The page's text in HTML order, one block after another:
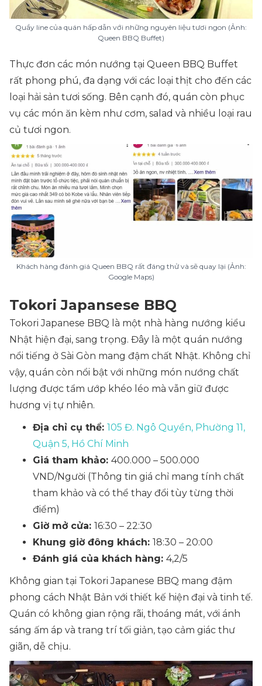
Quầy line của quán hấp dẫn với những nguyên liệu tươi ngon (Ảnh:
Queen BBQ Buffet)
Thực đơn các món nướng tại Queen BBQ Buffet
rất phong phú, đa dạng với các loại thịt cho đến các
loại hải sản tươi sống. Bên cạnh đó, quán còn phục
vụ các món ăn kèm như cơm, salad và nhiều loại rau
củ tươi ngon.
Khách hàng đánh giá Queen BBQ rất đáng thử và sẽ quay lại (Ảnh:
Google Maps)
Tokori Japansese BBQ
Tokori Japanese BBQ là một nhà hàng nướng kiểu
Nhật hiện đại, sang trọng. Đây là một quán nướng
nổi tiếng ở Sài Gòn mang đậm chất Nhật. Không chỉ
vậy, quán còn nổi bật với những món nướng chất
lượng được tẩm ướp khéo léo mà vẫn giữ được
hương vị tự nhiên.
Địa chỉ cụ thể: 105 Đ. Ngô Quyền, Phường 11,
Quận 5, Hồ Chí Minh
Giá tham khảo: 400.000 – 500.000
VND/Người (Thông tin giá chỉ mang tính chất
tham khảo và có thể thay đổi tùy từng thời
điểm)
Giờ mở cửa: 16:30 – 22:30
Khung giờ đông khách: 18:30 – 20:00
Đánh giá của khách hàng: 4,2/5
Không gian tại Tokori Japanese BBQ mang đậm
phong cách Nhật Bản với thiết kế hiện đại và tinh tế.
Quán có không gian rộng rãi, thoáng mát, với ánh
sáng ấm áp và trang trí tối giản, tạo cảm giác thư
giãn, dễ chịu.